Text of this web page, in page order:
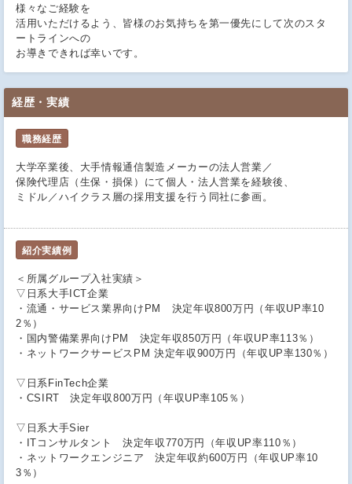
様々なご経験を
活用いただけるよう、皆様のお気持ちを第一優先にして次のスタ
ートラインへの
お導きできれば幸いです。
経歴・実績
職務経歴
大学卒業後、大手情報通信製造メーカーの法人営業／
保険代理店（生保・損保）にて個人・法人営業を経験後、
ミドル／ハイクラス層の採用支援を行う同社に参画。
紹介実績例
＜所属グループ入社実績＞
▽日系大手ICT企業
・流通・サービス業界向けPM 決定年収800万円（年収UP率10
2％）
・国内警備業界向けPM 決定年収850万円（年収UP率113％）
・ネットワークサービスPM 決定年収900万円（年収UP率130％）
▽日系FinTech企業
・CSIRT 決定年収800万円（年収UP率105％）
▽日系大手Sier
・ITコンサルタント 決定年収770万円（年収UP率110％）
・ネットワークエンジニア 決定年収約600万円（年収UP率10
3％）